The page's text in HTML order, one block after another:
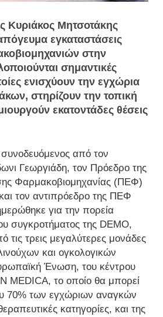
Μητσοτάκης
εγκαταστάσεις
στην
σημαντικές
ενισχύουν την εγχώρια
στηρίζουν την τοπική
εκατοντάδες θέσεις
από τον
Γεωργιάδη, τον Πρόεδρο της
Φαρμακοβιομηχανίας (ΠΕΦ)
τον αντιπρόεδρο της ΠΕΦ
για την πορεία
συγκροτήματος της DEMO,
τις τρεις μεγαλύτερες μονάδες
και ογκολογικών
Ένωση, του κέντρου
MEDICA, το οποίο θα μπορεί
70% των εγχώριων αναγκών
κατηγορίες, και της